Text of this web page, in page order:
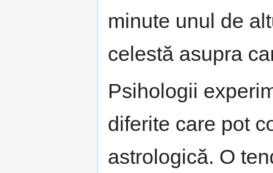
minute unul de
celestă asupra
Psihologii
diferite care pot
astrologică. O